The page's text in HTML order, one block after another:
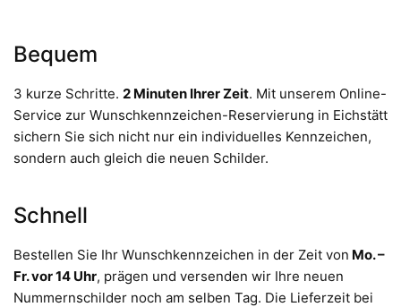
Bequem
3 kurze Schritte. 2 Minuten Ihrer Zeit. Mit unserem Online-
Service zur Wunschkennzeichen-Reservierung in Eichstätt
sichern Sie sich nicht nur ein individuelles Kennzeichen,
sondern auch gleich die neuen Schilder.
Schnell
Bestellen Sie Ihr Wunschkennzeichen in der Zeit von Mo. –
Fr. vor 14 Uhr, prägen und versenden wir Ihre neuen
Nummernschilder noch am selben Tag. Die Lieferzeit bei